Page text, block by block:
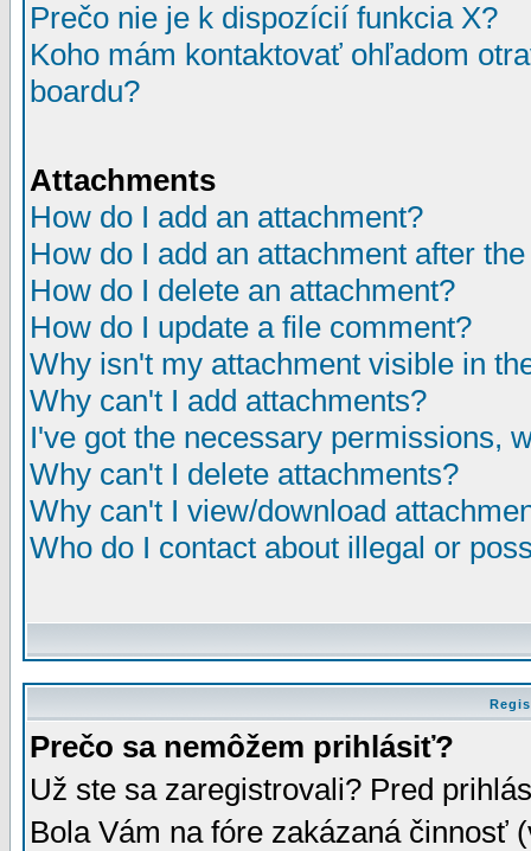
Prečo nie je k dispozícií funkcia X?
Koho mám kontaktovať ohľadom
boardu?
Attachments
How do I add an attachment?
How do I add an attachment after
How do I delete an attachment?
How do I update a file comment?
Why isn't my attachment visible in
Why can't I add attachments?
I've got the necessary permissions,
Why can't I delete attachments?
Why can't I view/download
Who do I contact about illegal or
Prečo sa nemôžem prihlásiť?
Už ste sa zaregistrovali? Pred
Bola Vám na fóre zakázaná činnosť